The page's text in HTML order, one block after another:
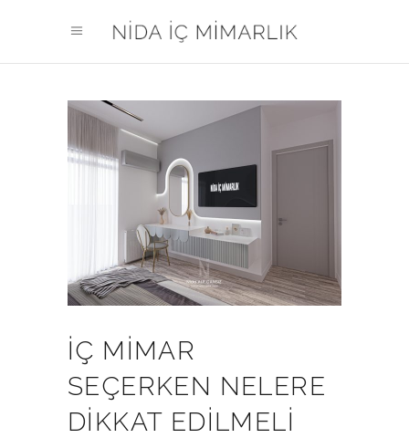
İÇ MIMAR
SEÇERKEN NELERE
DIKKAT EDILMELI